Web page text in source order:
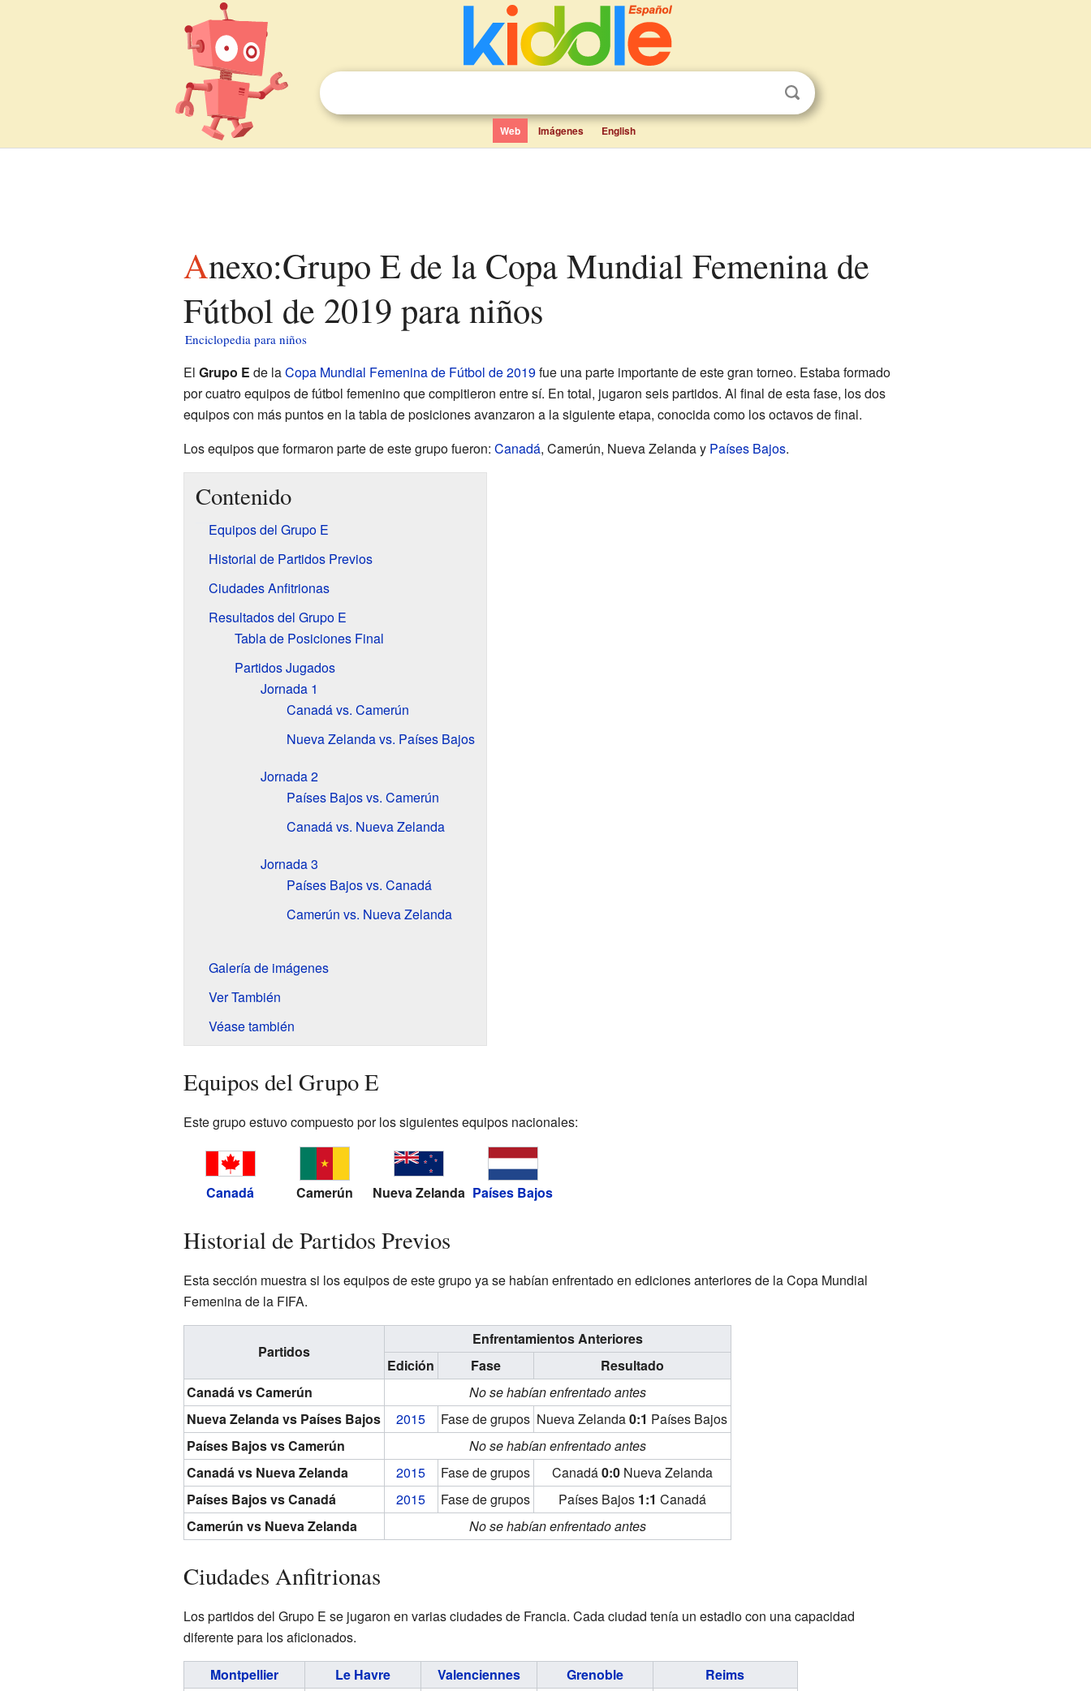
Web Imágenes English
Anexo:Grupo E de la Copa Mundial Femenina de
Fútbol de 2019 para niños
Enciclopedia para niños
El Grupo E de laCopa Mundial Femenina de Fútbol de 2019fue una parte importante de este gran torneo. Estaba formado
por cuatro equipos de fútbol femenino que compitieron entre sí. En total, jugaron seis partidos. Al final de esta fase, los dos
equipos con más puntos en la tabla de posiciones avanzaron a la siguiente etapa, conocida como los octavos de final.
Los equipos que formaron parte de este grupo fueron: Canadá, Camerún, Nueva Zelanda y Países Bajos.
Contenido
Equipos del Grupo E
Historial de Partidos Previos
Ciudades Anfitrionas
Resultados del Grupo E
Tabla de Posiciones Final
Partidos Jugados
Jornada 1
Canadá vs. Camerún
Nueva Zelanda vs. Países Bajos
Jornada 2
Países Bajos vs. Camerún
Canadá vs. Nueva Zelanda
Jornada 3
Países Bajos vs. Canadá
Camerún vs. Nueva Zelanda
Galería de imágenes
Ver También
Véase también
Equipos del Grupo E
Este grupo estuvo compuesto por los siguientes equipos nacionales:
Canadá Camerún Nueva Zelanda Países Bajos
Historial de Partidos Previos
Esta sección muestra si los equipos de este grupo ya se habían enfrentado en ediciones anteriores de la Copa Mundial
Femenina de la FIFA.
Partidos
Enfrentamientos Anteriores
Edición
Fase
Resultado
Canadá vs Camerún
No se habían enfrentado antes
Nueva Zelanda vs Países Bajos
2015 Fase de grupos Nueva Zelanda0:1 Países Bajos
Países Bajos vs Camerún
No se habían enfrentado antes
Canadá vs Nueva Zelanda
2015 Fase de grupos Canadá0:0Nueva Zelanda
Países Bajos vs Canadá
2015 Fase de grupos Países Bajos 1:1 Canadá
Camerún vs Nueva Zelanda
No se habían enfrentado antes
Ciudades Anfitrionas
Los partidos del Grupo E se jugaron en varias ciudades de Francia. Cada ciudad tenía un estadio con una capacidad
diferente para los aficionados.
Montpellier
Le Havre Valenciennes Grenoble
Reims